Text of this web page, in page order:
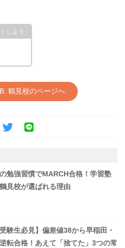
鶴見校のページへ
勉強習慣でMARCH合格！学習塾
見校が選ばれる理由
受験生必見】偏差値38から早稲田・
転合格！あえて「捨てた」3つの常